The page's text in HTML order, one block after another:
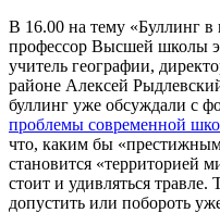
В 16.00 на тему «Буллинг в
профессор Высшей школы
учитель географии,
районе Алексей
буллинг уже обсуждали с
проблемы современной
что, каким бы
становится «территорией
стоит и удивляться
допустить или побороть